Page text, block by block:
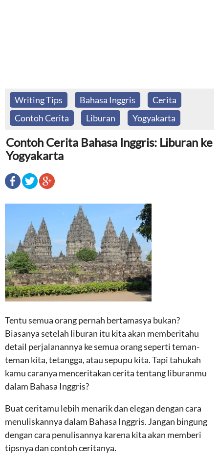
Writing Tips Bahasa Inggris
Cerita
Contoh Cerita
Liburan Yogyakarta
Contoh Cerita Bahasa Inggris: Liburan ke
Yogyakarta
Tentu semua orang pernah bertamasya bukan?
Biasanya setelah liburan itu kita akan memberitahu
detail perjalanannya ke semua orang seperti teman-
teman kita, tetangga, atau sepupu kita. Tapi tahukah
kamu caranya menceritakan cerita tentang liburanmu
dalam Bahasa Inggris?
Buat ceritamu lebih menarik dan elegan dengan cara
menuliskannya dalam Bahasa Inggris. Jangan bingung
dengan cara penulisannya karena kita akan memberi
tipsnya dan contoh ceritanya.